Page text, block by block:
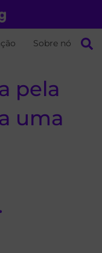
Sobre nós
pela
uma